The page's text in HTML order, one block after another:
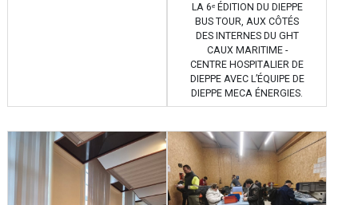
LA 6ᵉ ÉDITION DU DIEPPE
BUS TOUR, AUX CÔTÉS
DES INTERNES DU GHT
CAUX MARITIME -
CENTRE HOSPITALIER DE
DIEPPE AVEC L’ÉQUIPE DE
DIEPPE MECA ÉNERGIES.